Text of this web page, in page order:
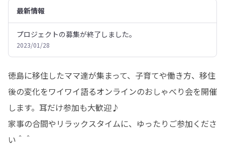
最新情報
プロジェクトの募集が終了しました。
2023/01/28
徳島に移住したママ達が集まって、子育てや働き方、移住
後の変化をワイワイ語るオンラインのおしゃべり会を開催
します。耳だけ参加も大歓迎♪
家事の合間やリラックスタイムに、ゆったりご参加くださ
い＾＾